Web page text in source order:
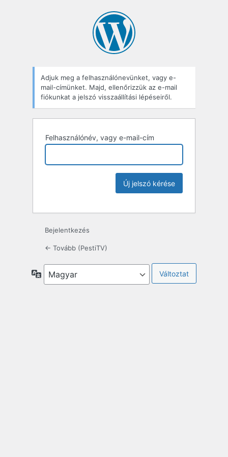
Adjuk meg a felhasználónevünket, vagy e-
mail-címünket. Majd, ellenőrizzük az e-mail
fiókunkat a jelszó visszaállítási lépéseiről.
Felhasználónév, vagy e-mail-cím
Bejelentkezés
← Tovább (PestiTV)
Nyelv